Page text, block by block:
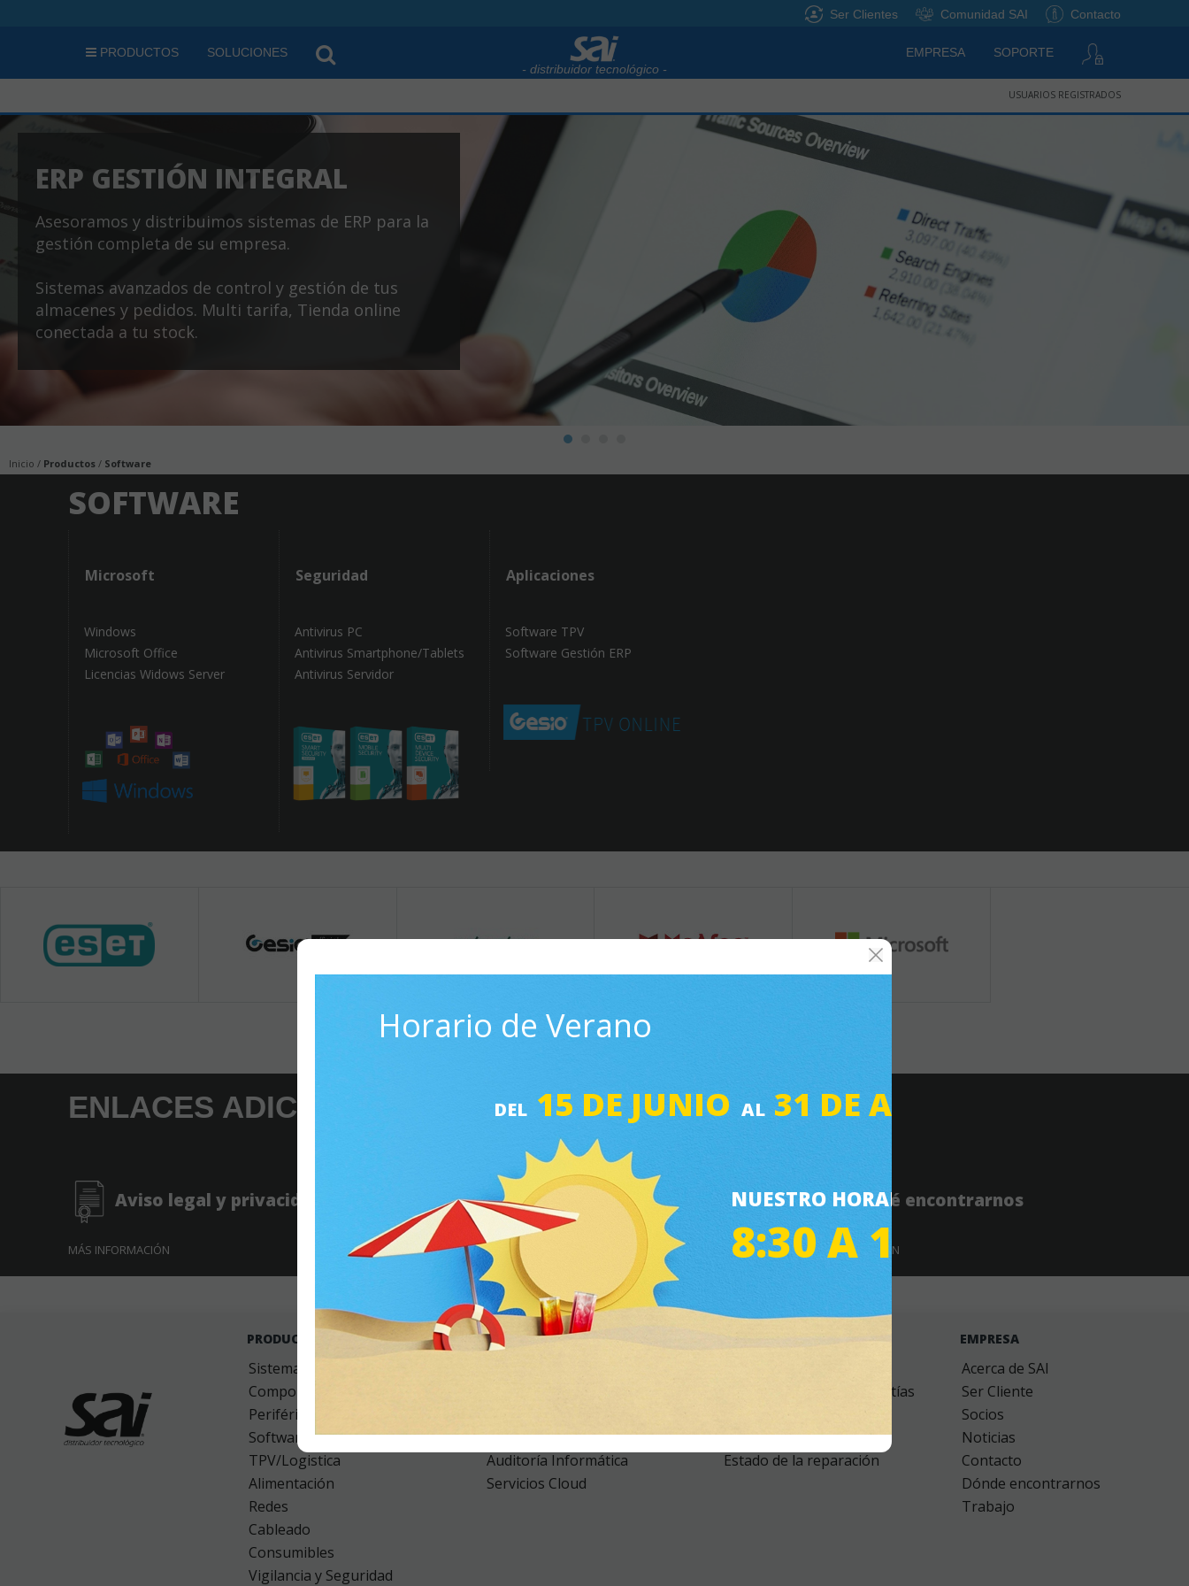
Ser Clientes Comunidad SAI Contacto
PRODUCTOS
SOLUCIONES
- distribuidor tecnológico -
EMPRESA SOPORTE
USUARIOS REGISTRADOS
ERP GESTIÓN INTEGRAL
Asesoramos y distribuimos sistemas de ERP para la
gestión completa de su empresa.
Sistemas avanzados de control y gestión de tus
almacenes y pedidos. Multi tarifa, Tienda online
conectada a tu stock.
Inicio Productos Software
SOFTWARE
Microsoft
Windows
Microsoft Office
Licencias Widows Server
Seguridad
Antivirus PC
Antivirus Smartphone/Tablets
Antivirus Servidor
Aplicaciones
Software TPV
Software Gestión ERP
ENLACES ADICIONALES
Aviso legal y privacidad
MÁS INFORMACIÓN
Hazte cliente.
MÁS INFORMACIÓN
Trabaja con nosotros
MÁS INFORMACIÓN
Dondé encontrarnos
MÁS INFORMACIÓN
PRODUCTOS
Sistemas
Componentes
Periféricos
Software
TPV/Logistica
Alimentación
Redes
Cableado
Consumibles
Vigilancia y Seguridad
SOLUCIONES
TI para empresas
Auditoría Informática
Servicios Cloud
SOPORTE TECNICO
Información sobre garantías
Nuevo caso de soporte
Estado de la reparación
EMPRESA
Acerca de SAI
Ser Cliente
Socios
Noticias
Contacto
Dónde encontrarnos
Trabajo
Política de Cookies-aviso legal -condiciones generales de contratación Política de privacidad
Horario de Verano
DEL 15 DE JUNIO AL 31 DE AGOSTO
NUESTRO HORARIO ES DE
8:30 A 14:30